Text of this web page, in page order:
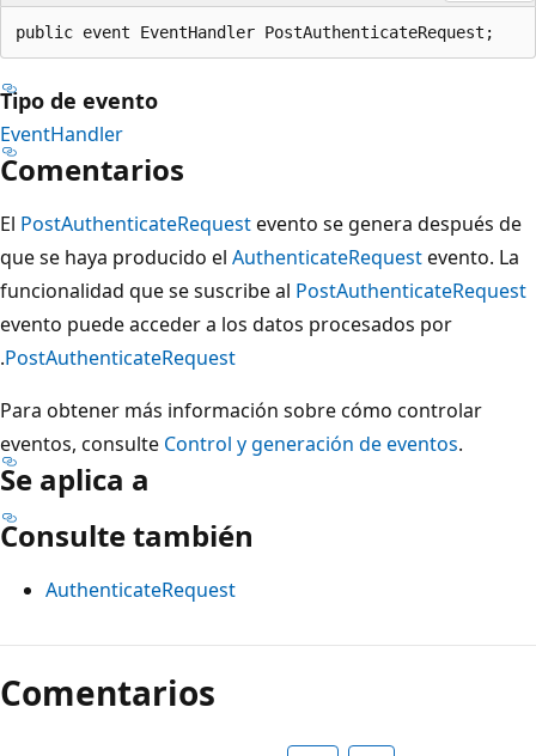
public event EventHandler PostAuthenticateRequest;
Tipo de evento
EventHandler
Comentarios
El PostAuthenticateRequestevento se genera después de
que se haya producido el AuthenticateRequestevento. La
funcionalidad que se suscribe al PostAuthenticateRequest
evento puede acceder a los datos procesados por
.PostAuthenticateRequest
Para obtener más información sobre cómo controlar
eventos, consulte Control y generación de eventos.
Se aplica a
Consulte también
AuthenticateRequest
Modo
de
lectura
Comentarios